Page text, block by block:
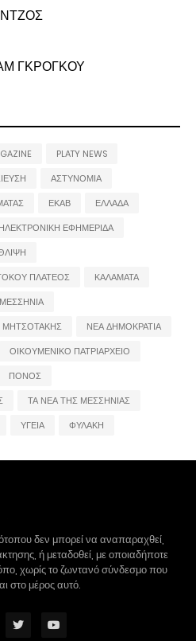
ΓΚΡΟΓΚΟΥ
PLATY NEWS
ΑΣΤΥΝΟΜΙΑ
ΕΚΑΒ
ΕΛΛΑΔΑ
ΗΛΕΚΤΡΟΝΙΚΗ ΕΦΗΜΕΡΙΔΑ
ΠΛΑΤΕΟΣ
ΚΑΛΑΜΑΤΑ
ΜΕΣΣΗΝΙΑ
ΜΗΤΣΟΤΑΚΗΣ
ΝΕΑ ΔΗΜΟΚΡΑΤΙΑ
ΟΙΚΟΥΜΕΝΙΚΟ ΠΑΤΡΙΑΡΧΕΙΟ
ΠΟΝΟΣ
ΤΑ ΝΕΑ ΤΗΣ ΜΕΣΣΗΝΙΑΣ
ΥΓΕΙΑ ΦΥΛΑΚΗ
δεν μπορεί να αναπαραχθεί,
ή μεταδοθεί, με οποιαδήποτε
χωρίς το ζωντανό σύνδεσμο που
στο μέρος αυτό.